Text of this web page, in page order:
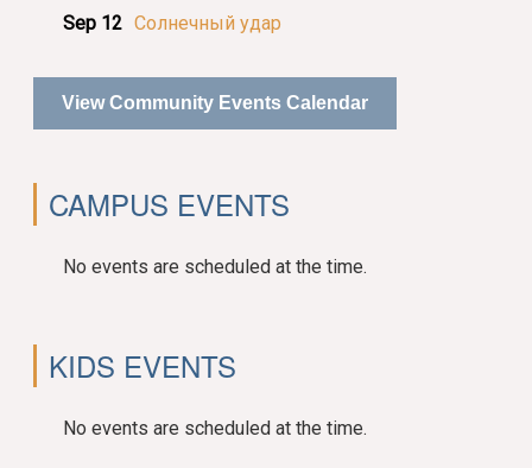
Sep 12 Солнечный удар
View Community Events Calendar
CAMPUS EVENTS
No events are scheduled at the time.
KIDS EVENTS
No events are scheduled at the time.